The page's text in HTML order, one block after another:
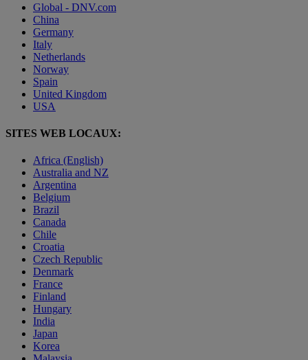
Global - DNV.com
China
Germany
Italy
Netherlands
Norway
Spain
United Kingdom
USA
SITES WEB LOCAUX:
Africa (English)
Australia and NZ
Argentina
Belgium
Brazil
Canada
Chile
Croatia
Czech Republic
Denmark
France
Finland
Hungary
India
Japan
Korea